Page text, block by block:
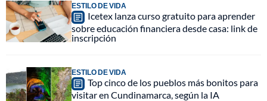
ESTILO DE VIDA
Icetex lanza curso gratuito para aprender
sobre educación financiera desde casa: link de
inscripción
ESTILO DE VIDA
Top cinco de los pueblos más bonitos para
visitar en Cundinamarca, según la IA